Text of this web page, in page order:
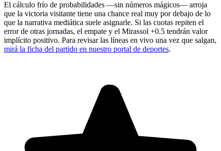
El cálculo frío de probabilidades —sin números mágicos— arroja
que la victoria visitante tiene una chance real muy por debajo de lo
que la narrativa mediática suele asignarle. Si las cuotas repiten el
error de otras jornadas, el empate y el Mirassol +0.5 tendrán valor
implícito positivo. Para revisar las líneas en vivo una vez que salgan,
mirá la ficha del partido en nuestro portal de deportes.